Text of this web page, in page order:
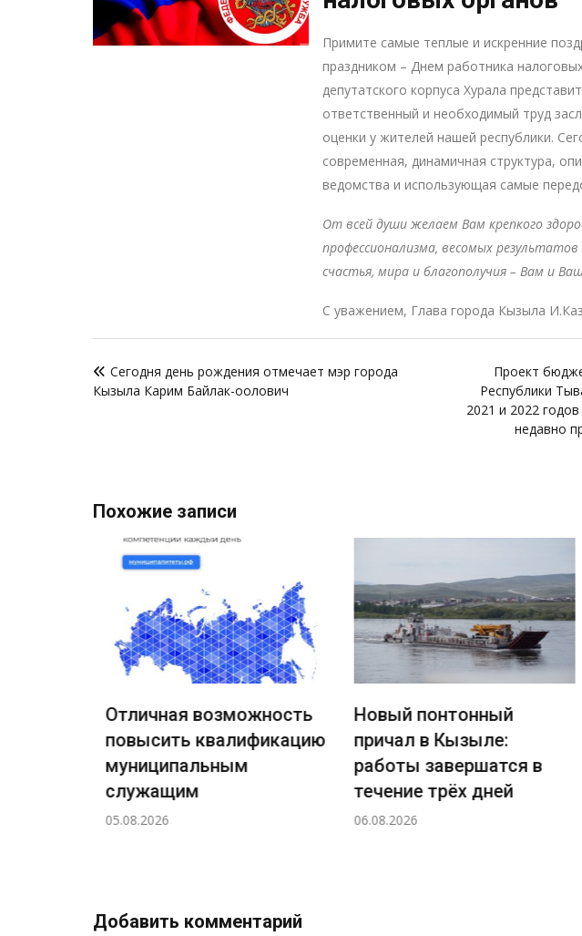
Примите самые теплые и искренние
праздником – Днем работника
депутатского корпуса Хурала
ответственный и необходимый труд
оценки у жителей нашей республики.
современная, динамичная структура,
ведомства и использующая самые
От всей души желаем Вам крепкого
профессионализма, весомых
счастья, мира и благополучия – Вам и
С уважением, Глава города Кызыла
поСегодня день рождения отмечает мэр города
Кызыла Карим Байлак-оолович
Проект
Республики
2021 и 2022
недавно
Похожие записи
Отличная возможность
повысить квалификацию
муниципальным
служащим
05.08.2026
Новый понтонный
причал в Кызыле:
работы завершатся в
течение трёх дней
06.08.2026
Добавить комментарий